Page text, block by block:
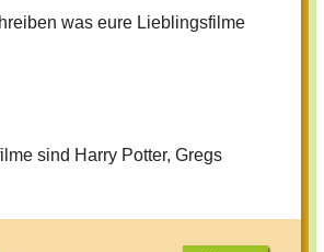
was eure Lieblingsfilme
sind Harry Potter, Gregs